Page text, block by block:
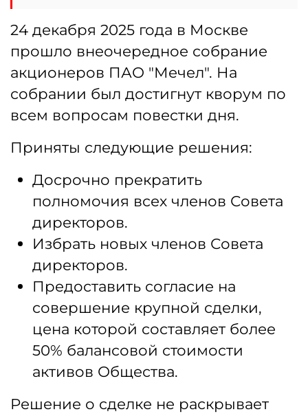
24 декабря 2025 года в Москве
прошло внеочередное собрание
акционеров ПАО "Мечел". На
собрании был достигнут кворум по
всем вопросам повестки дня.
Приняты следующие решения:
Досрочно прекратить
полномочия всех членов Совета
директоров.
Избрать новых членов Совета
директоров.
Предоставить согласие на
совершение крупной сделки,
цена которой составляет более
50% балансовой стоимости
активов Общества.
Решение о сделке не раскрывает